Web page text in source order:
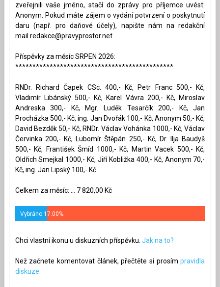
zveřejnili vaše jméno, stačí do zprávy pro příjemce uvést:
Anonym. Pokud máte zájem o vydání potvrzení o poskytnutí
daru (např. pro daňové účely), napište nám na redakční
mail redakce@pravyprostor.net
Příspěvky za měsíc SRPEN 2026:
**********************************************
RNDr. Richard Čapek CSc. 400,- Kč, Petr Franc 500,- Kč,
Vladimír Libánský 500,- Kč, Karel Vávra 200,- Kč, Miroslav
Andreska 300,- Kč, Mgr. Luděk Tesarčík 200,- Kč, Jan
Procházka 500,- Kč, ing. Jan Dvořák 100,- Kč, Anonym 50,- Kč,
David Bezděk 50,- Kč, RNDr. Václav Vohánka 1000,- Kč, Václav
Červinka 200,- Kč, Lubomír Štěpán 250,- Kč, Dr. Ilja Baudyš
500,- Kč, František Šmíd 1000,- Kč, Martin Vacek 500,- Kč,
Oldřich Smejkal 1000,- Kč, Jiří Kobližka 400,- Kč, Anonym 70,-
Kč, ing. Jan Lipský 100,- Kč
Celkem za měsíc: ... 7 820,00 Kč
Vybráno 17.00%
Chci vlastní ikonu u diskuzních příspěvku. Jak na to?
Než začnete komentovat článek, přečtěte si prosímpravidla
diskuze.